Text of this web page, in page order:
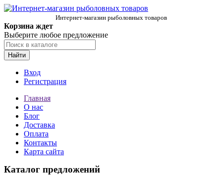
Интернет-магазин рыболовных товаров
Корзина ждет
Выберите любое предложение
Найти
Вход
Регистрация
Главная
О нас
Блог
Доставка
Оплата
Контакты
Карта сайта
Каталог предложений